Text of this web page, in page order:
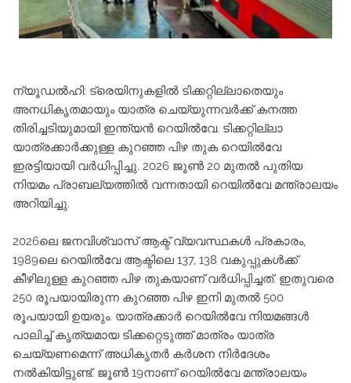
ന്യൂഡൽഹി: ട്രെയിനുകളിൽ ടിക്കറ്റില്ലാതെയും
അനധികൃതമായും യാത്ര ചെയ്യുന്നവർക്ക് കനത്ത
തിരിച്ചടിയുമായി ഇന്ത്യൻ റെയിൽവേ. ടിക്കറ്റില്ലാ
യാത്രക്കാർക്കുള്ള കുറഞ്ഞ പിഴ തുക റെയിൽവേ
ഇരട്ടിയായി വർധിപ്പിച്ചു. 2026 ജൂൺ 20 മുതൽ പുതിയ
നിയമം പ്രാബല്യത്തിൽ വന്നതായി റെയിൽവേ മന്ത്രാലയം
അറിയിച്ചു.
2026ലെ ജനവിശ്വാസ് ആക്ട് വ്യവസ്ഥകൾ പ്രകാരം,
1989ലെ റെയിൽവേ ആക്ടിലെ 137, 138 വകുപ്പുകൾക്ക്
കീഴിലുള്ള കുറഞ്ഞ പിഴ തുകയാണ് വർധിപ്പിച്ചത്. ഇതുവരെ
250 രൂപയായിരുന്ന കുറഞ്ഞ പിഴ ഇനി മുതൽ 500
രൂപയായി ഉയരും. യാത്രക്കാർ റെയിൽവേ നിയമങ്ങൾ
പാലിച്ച് കൃത്യമായ ടിക്കറ്റെടുത്ത് മാത്രം യാത്ര
ചെയ്യണമെന്ന് അധികൃതർ കർശന നിർദേശം
നൽകിയിട്ടുണ്ട്. ജൂൺ 19നാണ് റെയിൽവേ മന്ത്രാലയം